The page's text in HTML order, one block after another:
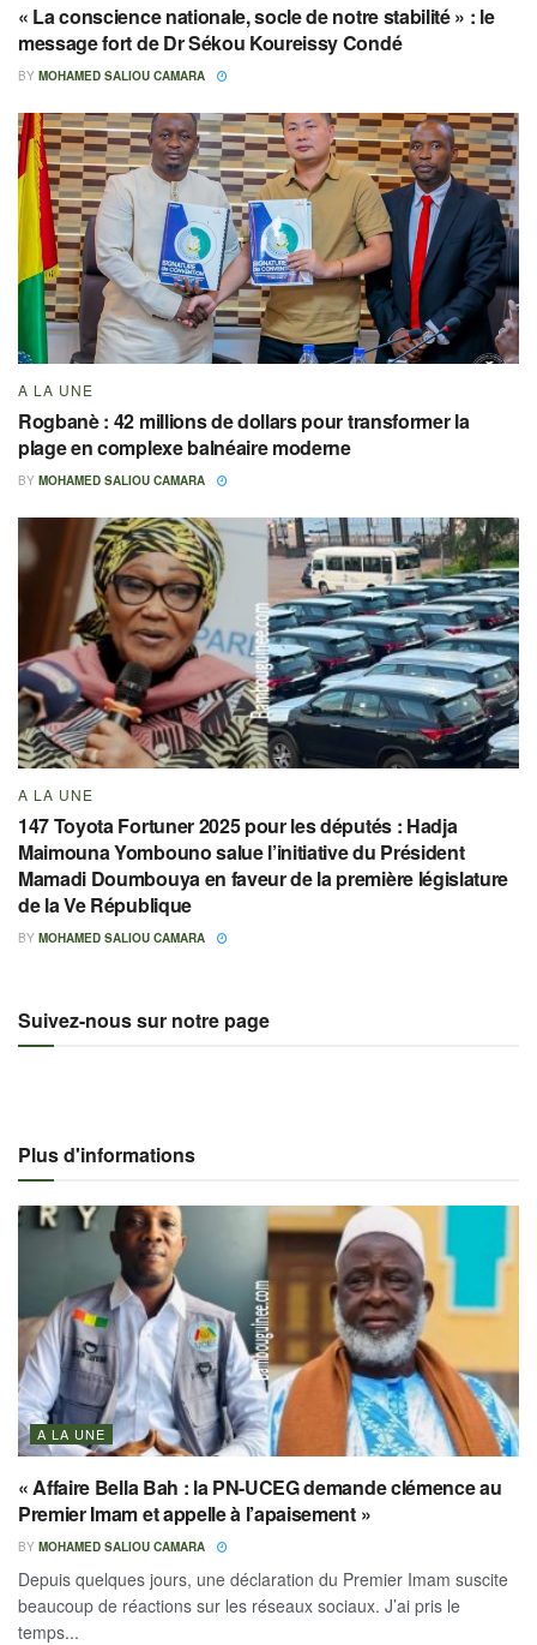
« La conscience nationale, socle de notre stabilité » : le
message fort de Dr Sékou Koureissy Condé
BY MOHAMED SALIOU CAMARA
A LA UNE
Rogbanè : 42 millions de dollars pour transformer la
plage en complexe balnéaire moderne
BY MOHAMED SALIOU CAMARA
A LA UNE
147 Toyota Fortuner 2025 pour les députés : Hadja
Maimouna Yombouno salue l’initiative du Président
Mamadi Doumbouya en faveur de la première législature
de la Ve République
BY MOHAMED SALIOU CAMARA
Suivez-nous sur notre page
Plus d'informations
A LA UNE
« Affaire Bella Bah : la PN-UCEG demande clémence au
Premier Imam et appelle à l’apaisement »
BY MOHAMED SALIOU CAMARA
Depuis quelques jours, une déclaration du Premier Imam suscite
beaucoup de réactions sur les réseaux sociaux. J’ai pris le
temps...